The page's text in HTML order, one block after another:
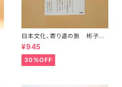
日本文化、寄り道の旅 彬子女
王殿下特別講義
¥945
30%OFF